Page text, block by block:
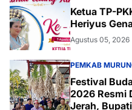
Ketua TP-
Heriyus
Agustus 05, 2026
PEMKAB
Festival
2026 Resmi
Jerah,